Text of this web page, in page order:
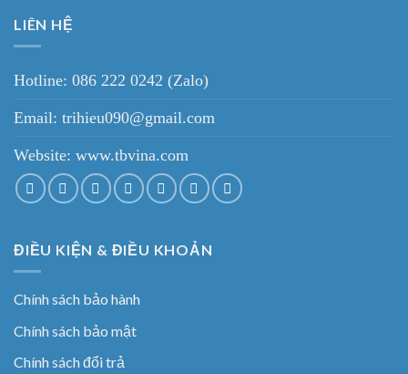
LIÊN HỆ
Hotline: 086 222 0242 (Zalo)
Email: trihieu090@gmail.com
Website: www.tbvina.com
ĐIỀU KIỆN & ĐIỀU KHOẢN
Chính sách bảo hành
Chính sách bảo mật
Chính sách đổi trả